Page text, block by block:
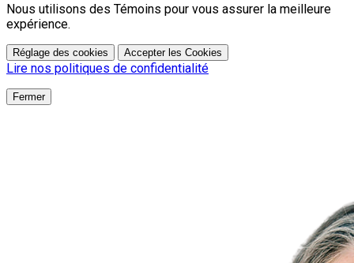
Nous utilisons des Témoins pour vous assurer la meilleure
expérience.
Réglage des cookies Accepter les Cookies
Lire nos politiques de confidentialité
Fermer